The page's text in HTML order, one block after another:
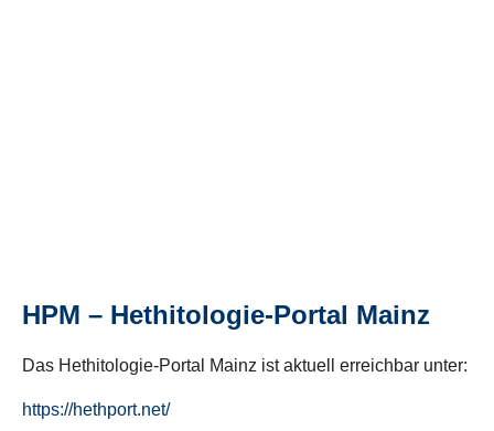
HPM – Hethitologie-Portal Mainz
Das Hethitologie-Portal Mainz ist aktuell erreichbar unter:
https://hethport.net/